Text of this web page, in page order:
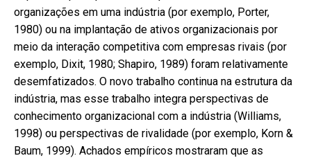
organizações em uma indústria (por exemplo, Porter,
1980) ou na implantação de ativos organizacionais por
meio da interação competitiva com empresas rivais (por
exemplo, Dixit, 1980; Shapiro, 1989) foram relativamente
desemfatizados. O novo trabalho continua na estrutura da
indústria, mas esse trabalho integra perspectivas de
conhecimento organizacional com a indústria (Williams,
1998) ou perspectivas de rivalidade (por exemplo, Korn &
Baum, 1999). Achados empíricos mostraram que as